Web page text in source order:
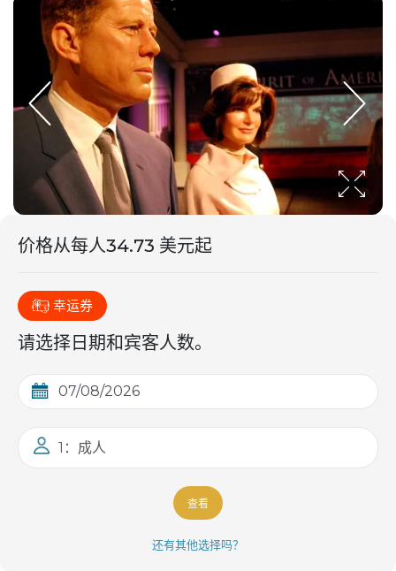
价格从每人34.73 美元起
幸运券
请选择日期和宾客人数。
1：成人
查看
还有其他选择吗？